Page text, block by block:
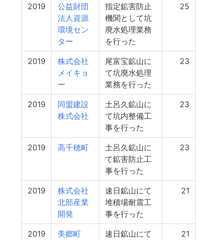
2019
公益財団
法人資源
環境セン
ター
指定鉱害防止
機関として坑
廃水処理業務
を行った
25
2019
株式会社
メイキョ
ー
尾富宝鉱山に
て坑廃水処理
業務を行った
23
2019
同盟建設
株式会社
土呂久鉱山に
て坑内整備工
事を行った
23
2019 高千穂町
土呂久鉱山に
て鉱害防止工
事を行った
23
2019
株式会社
北部産業
開発
速日鉱山にて
堆積場耐震工
事を行った
21
2019 美郷町
速日鉱山にて
21